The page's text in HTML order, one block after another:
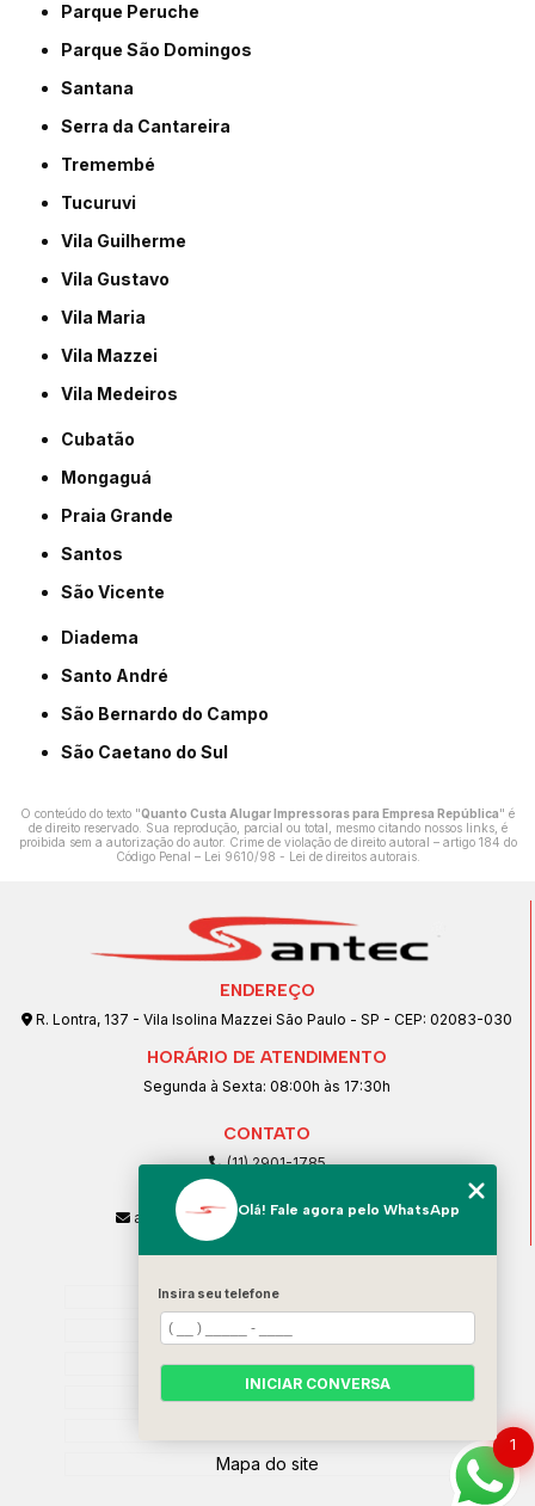
Parque Peruche
Parque São Domingos
Santana
Serra da Cantareira
Tremembé
Tucuruvi
Vila Guilherme
Vila Gustavo
Vila Maria
Vila Mazzei
Vila Medeiros
Cubatão
Mongaguá
Praia Grande
Santos
São Vicente
Diadema
Santo André
São Bernardo do Campo
São Caetano do Sul
O conteúdo do texto "Quanto Custa Alugar Impressoras para Empresa República" é
de direito reservado. Sua reprodução, parcial ou total, mesmo citando nossos links, é
proibida sem a autorização do autor. Crime de violação de direito autoral – artigo 184 do
Código Penal –
Lei 9610/98 - Lei de direitos autorais.
ENDEREÇO
R. Lontra, 137 - Vila Isolina Mazzei São Paulo - SP - CEP: 02083-030
HORÁRIO DE ATENDIMENTO
Segunda à Sexta: 08:00h às 17:30h
CONTATO
(11) 2901-1785
(11) 99239-1832
atendimento@santeccopiadoras.com.br
Home
Empresa
SERVIÇOS
Contato
Mapa do site
1
Olá! Fale agora pelo WhatsApp
Insira seu telefone
INICIAR CONVERSA